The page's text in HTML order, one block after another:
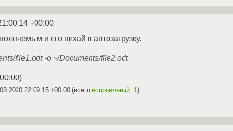
+00:00
и его пихай в автозагрузку.
file1.odt -o ~/Documents/file2.odt
)
22:09:15 +00:00 (всего исправлений: 1 )